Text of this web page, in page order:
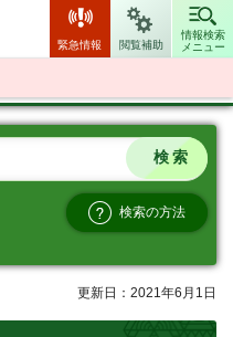
緊急情報 閲覧補助
情報検索
メニュー
検索の方法
更新日：2021年6月1日